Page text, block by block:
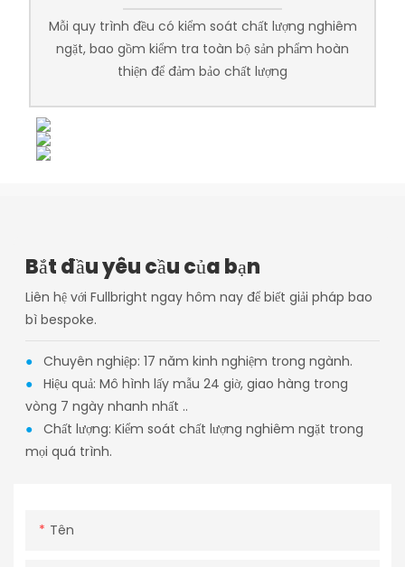
Mỗi quy trình đều có kiểm soát chất lượng nghiêm
ngặt, bao gồm kiểm tra toàn bộ sản phẩm hoàn
thiện để đảm bảo chất lượng
Bắt đầu yêu cầu của bạn
Liên hệ với Fullbright ngay hôm nay để biết giải pháp bao
bì bespoke.
● Chuyên nghiệp: 17 năm kinh nghiệm trong ngành.
● Hiệu quả: Mô hình lấy mẫu 24 giờ, giao hàng trong
vòng 7 ngày nhanh nhất ..
● Chất lượng: Kiểm soát chất lượng nghiêm ngặt trong
mọi quá trình.
Tên